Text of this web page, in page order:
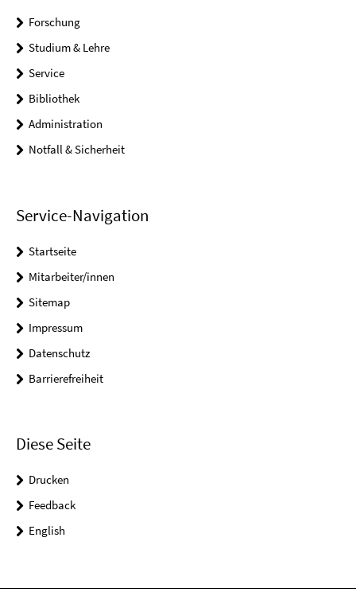
Forschung
Studium & Lehre
Service
Bibliothek
Administration
Notfall & Sicherheit
Service-Navigation
Startseite
Mitarbeiter/innen
Sitemap
Impressum
Datenschutz
Barrierefreiheit
Diese Seite
Drucken
Feedback
English